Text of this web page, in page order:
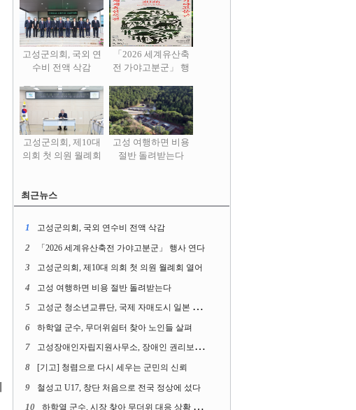
고성군의회, 국외 연
수비 전액 삭감
「2026 세계유산축
전 가야고분군」 행
고성군의회, 제10대
의회 첫 의원 월례회
고성 여행하면 비용
절반 돌려받는다
최근뉴스
1 고성군의회, 국외 연수비 전액 삭감
2 「2026 세계유산축전 가야고분군」 행사 연다
3 고성군의회, 제10대 의회 첫 의원 월례회 열어
4 고성 여행하면 비용 절반 돌려받는다
5 고성군 청소년교류단, 국제 자매도시 일본 가사오카시 찾아
6 하학열 군수, 무더위쉼터 찾아 노인들 살펴
7 고성장애인자립지원사무소, 장애인 권리보장 촉구 1인 시위 벌여
8 [기고] 청렴으로 다시 세우는 군민의 신뢰
9 철성고 U17, 창단 처음으로 전국 정상에 섰다
10 하학열 군수, 시장 찾아 무더위 대응 상황 살펴